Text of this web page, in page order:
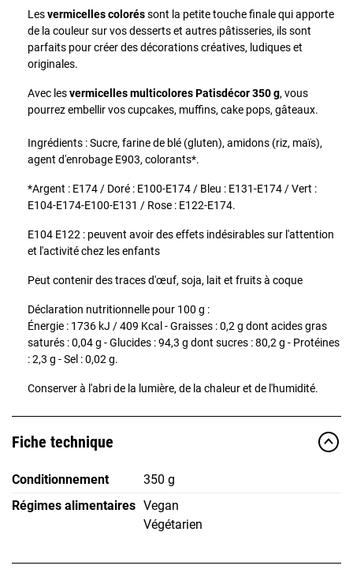
Lesvermicelles coloréssont la petite touche finale qui apporte
de la couleur sur vos desserts et autres pâtisseries, ils sont
parfaits pour créer des décorations créatives, ludiques et
originales.
Avec lesvermicelles multicolores Patisdécor 350 g, vous
pourrez embellir vos cupcakes, muffins, cake pops, gâteaux.
Ingrédients : Sucre, farine de blé (gluten), amidons (riz, maïs),
agent d'enrobage E903, colorants*.
*Argent : E174 / Doré : E100-E174 / Bleu : E131-E174 / Vert :
E104-E174-E100-E131 / Rose : E122-E174.
E104 E122 : peuvent avoir des effets indésirables sur l'attention
et l'activité chez les enfants
Peut contenir des traces d'œuf, soja, lait et fruits à coque
Déclaration nutritionnelle pour 100 g :
Énergie : 1736 kJ / 409 Kcal - Graisses : 0,2 g dont acides gras
saturés : 0,04 g - Glucides : 94,3 g dont sucres : 80,2 g - Protéines
: 2,3 g - Sel : 0,02 g.
Conserver à l'abri de la lumière, de la chaleur et de l'humidité.
Fiche technique
Conditionnement
350 g
Régimes alimentaires Vegan
Végétarien